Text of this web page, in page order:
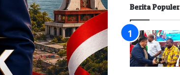
Berita Populer